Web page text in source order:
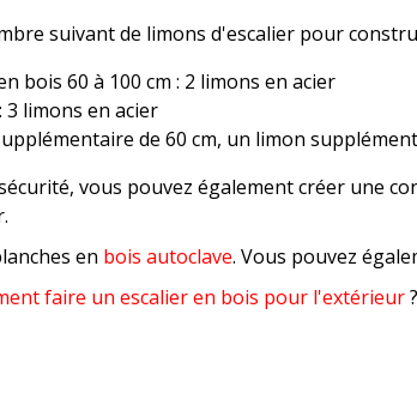
suivant de limons d'escalier pour
bois 60 à 100 cm : 2 limons en acier
3 limons en acier
de 60 cm, un limon
vous pouvez également créer une
en bois autoclave. Vous pouvez
faire un escalier en bois pour l'extérieur?